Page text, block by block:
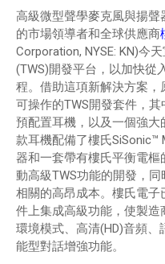
高級微型聲學麥克風與揚
的市場領導者和全球供應商
Corporation, NYSE: KN)今
(TWS)開發平台，以加快從
程。借助這項新解決方案
可操作的TWS開發套件，
預配置耳機，以及一個強
款耳機配備了樓氏SiSonic™
器和一套帶有樓氏平衡電
動高級TWS功能的開發，
相關的高昂成本。樓氏電
件上集成高級功能，使製造
環境模式、高清(HD)音頻
能型對話增強功能。